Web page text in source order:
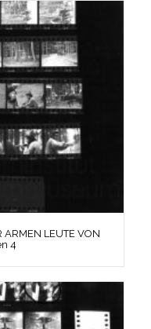
ARMEN LEUTE VON
4